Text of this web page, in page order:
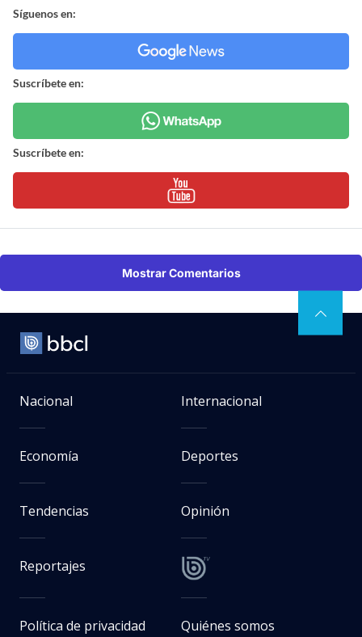
Síguenos en:
Suscríbete en:
Suscríbete en:
Mostrar Comentarios
Nacional Internacional
Economía Deportes
Tendencias Opinión
Reportajes
Política de privacidad Quiénes somos